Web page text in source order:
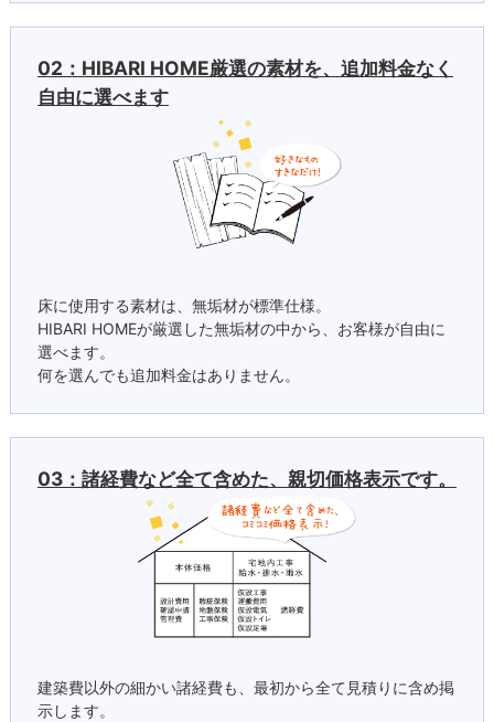
02：HIBARI HOME厳選の素材を、追加料金なく
自由に選べます
床に使用する素材は、無垢材が標準仕様。
HIBARI HOMEが厳選した無垢材の中から、お客様が自由に
選べます。
何を選んでも追加料金はありません。
03：諸経費など全て含めた、親切価格表示です。
建築費以外の細かい諸経費も、最初から全て見積りに含め掲
示します。